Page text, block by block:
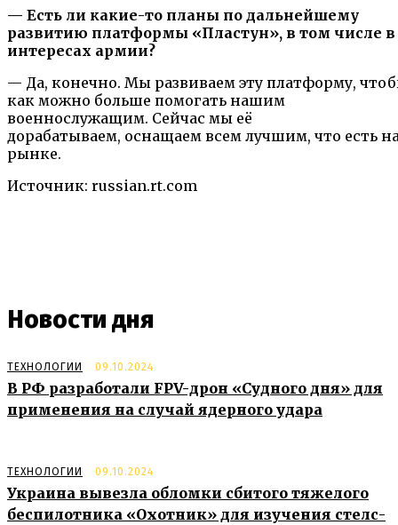
— Есть ли какие-то планы по дальнейшему
развитию платформы «Пластун», в том числе в
интересах армии?
— Да, конечно. Мы развиваем эту платформу,
как можно больше помогать нашим
военнослужащим. Сейчас мы её
дорабатываем, оснащаем всем лучшим, что есть
рынке.
Источник: russian.rt.com
Новости дня
ТЕХНОЛОГИИ 09.10.2024
В РФ разработали FPV-дрон «Судного дня» для
применения на случай ядерного удара
ТЕХНОЛОГИИ 09.10.2024
Украина вывезла обломки сбитого тяжелого
беспилотника «Охотник» для изучения стелс-